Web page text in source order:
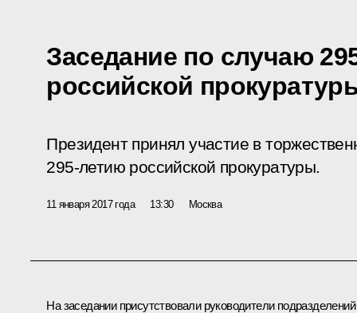
Заседание по случаю
российской
Президент принял участие в
295-летию российской прокуратуры.
11 января 2017 года 13:30 Москва
На заседании присутствовали руководители подразделений